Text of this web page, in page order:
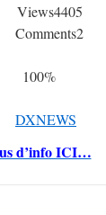
Views4405
Comments2
100%
d’info ICI…